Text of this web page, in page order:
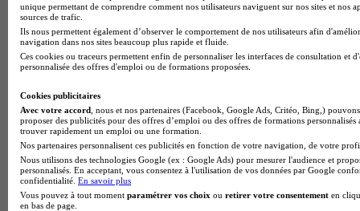
IFA Business School - Metz
Aucun avis
Metz
unique permettant de comprendre comment nos utilisateurs naviguent sur nos sites et nos
sources de trafic.
Ils nous permettent également d’observer le comportement de nos utilisateurs afin
navigation dans nos sites beaucoup plus rapide et fluide.
Ces cookies ou traceurs permettent enfin de personnaliser les interfaces de consultation et
personnalisée des offres d'emploi ou de formations proposées.
Cookies publicitaires
Avec votre accord , nous et nos partenaires (Facebook, Google Ads, Critéo, Bing,)
proposer des publicités pour des offres d’emploi ou des offres de formations
trouver rapidement un emploi ou une formation.
Nos partenaires personnalisent ces publicités en fonction de votre navigation, de votre
Nous utilisons des technologies Google (ex : Google Ads) pour mesurer l'audience et
personnalisés. En acceptant, vous consentez à l'utilisation de vos données par Google
confidentialité. En savoir plus
Vous pouvez à tout moment paramétrer vos choix ou retirer votre consentement en
en bas de page.